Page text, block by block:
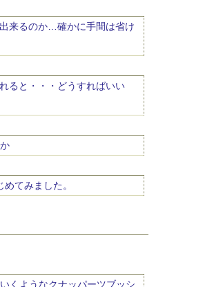
来るのか…確かに手間は省け
ると・・・どうすればいい
てみました。
くようなクナッパーツブッシ